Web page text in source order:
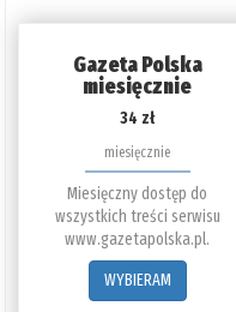
Gazeta Polska
miesięcznie
34 zł
miesięcznie
Miesięczny dostęp do
wszystkich treści serwisu
www.gazetapolska.pl.
WYBIERAM